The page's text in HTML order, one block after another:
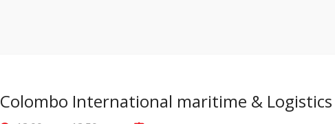
Colombo International maritime &